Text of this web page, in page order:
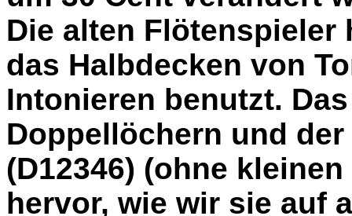
Die alten
das Halbdecken von
Intonieren benutzt.
Doppellöchern und
(D12346) (ohne
hervor, wie wir sie auf